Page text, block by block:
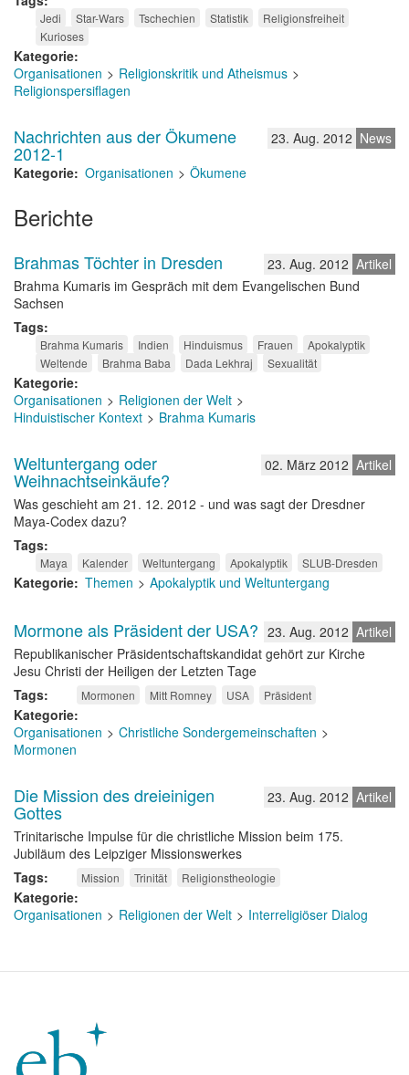
Jedi Star-Wars Tschechien Statistik
Religionsfreiheit
Kurioses
Kategorie
Organisationen
Religionskritik und Atheismus
Religionspersiflagen
News
23. Aug. 2012
Nachrichten aus der Ökumene
2012-1
Kategorie Organisationen Ökumene
Berichte
Artikel
23. Aug. 2012
Brahmas Töchter in Dresden
Brahma Kumaris im Gespräch mit dem Evangelischen Bund
Sachsen
Tags
Brahma Kumaris Indien Hinduismus Frauen
Apokalyptik
Weltende
Brahma Baba Dada Lekhraj Sexualität
Kategorie
Organisationen
Religionen der Welt
Hinduistischer Kontext
Brahma Kumaris
Artikel
02. März 2012
Weltuntergang oder
Weihnachtseinkäufe?
Was geschieht am 21. 12. 2012 - und was sagt der Dresdner
Maya-Codex dazu?
Tags
Maya Kalender Weltuntergang Apokalyptik SLUB-Dresden
Kategorie Themen Apokalyptik und Weltuntergang
Artikel
23. Aug. 2012
Mormone als Präsident der USA?
Republikanischer Präsidentschaftskandidat gehört zur Kirche
Jesu Christi der Heiligen der Letzten Tage
Tags
Mormonen Mitt Romney USA Präsident
Kategorie
Organisationen
Christliche Sondergemeinschaften
Mormonen
Artikel
23. Aug. 2012
Die Mission des dreieinigen
Gottes
Trinitarische Impulse für die christliche Mission beim 175.
Jubiläum des Leipziger Missionswerkes
Tags
Mission Trinität Religionstheologie
Kategorie
Organisationen
Religionen der Welt Interreligiöser Dialog